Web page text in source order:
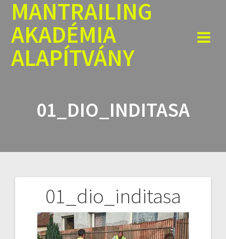
Skip
to
MANTRAILING
AKADÉMIA
ALAPÍTVÁNY
01_DIO_INDITASA
01_dio_inditasa
Bejegyzés
navigáció